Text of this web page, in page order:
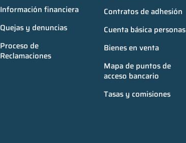
Información financiera
Quejas y denuncias
Proceso de
Reclamaciones
Contratos de adhesión
Cuenta básica personas
Bienes en venta
Mapa de puntos de
acceso bancario
Tasas y comisiones